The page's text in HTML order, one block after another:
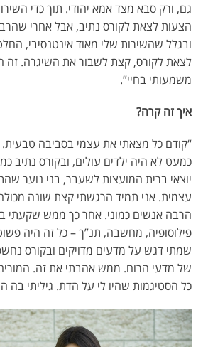
גם, ורק סבא מצד אמא יהודי. תוך כדי
הצעות לצאת לקורס נתיב, אבל אחרי
ובגלל שהשירות שלי מאוד אינטנסיבי,
לצאת לקורס, קצת לשבור את השיגרה. זה
משמעותי בחיי”.
איך זה קרה?
“קודם כל מצאתי את עצמי בסביבה
כמעט לא היה ילדים עולים, ובקורס נתיב
יוצאי ברית המועצות לשעבר, בני נוער
עצמית. אני תמיד הרגשתי קצת שונה
הרבה אנשים כמוני. אחר כך ממש שקעתי
פילוסופיה, מחשבה, תנ”ך – כל זה היה
שמתי דגש על מדעים מדויקים ובקורס
של מדעי הרוח. ממש אהבתי את זה.
כל הסטיגמות שהיו לי על הדת. גיליתי בה